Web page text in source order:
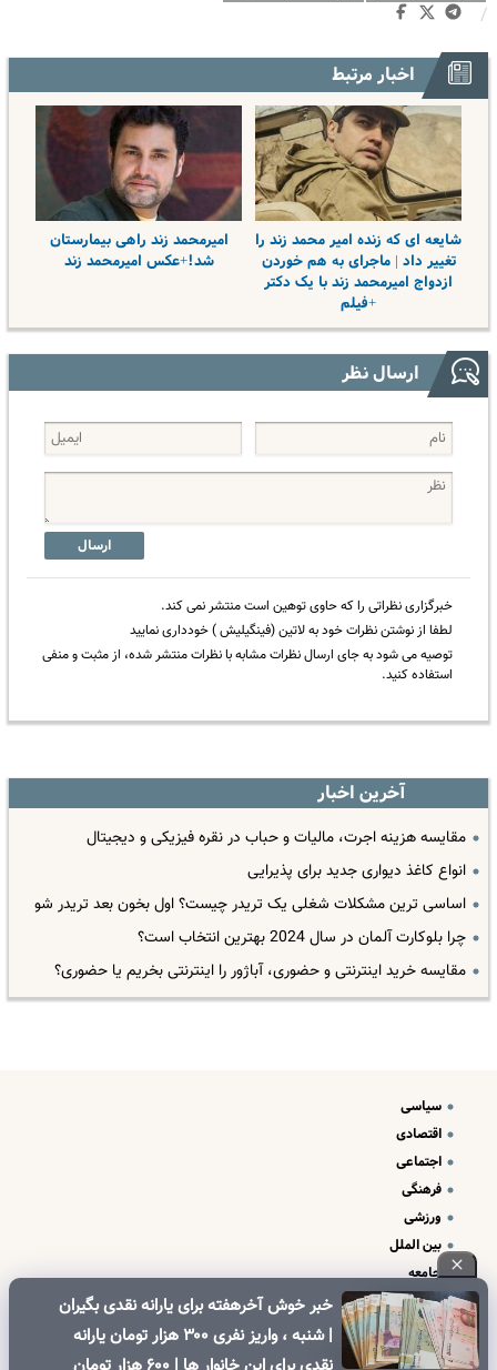
/
اخبار مرتبط
شایعه ای که زنده امیر محمد زند را
تغییر داد | ماجرای به هم خوردن
ازدواج امیرمحمد زند با یک دکتر
+فیلم
امیرمحمد زند راهی بیمارستان
شد!+عکس امیرمحمد زند
ارسال نظر
ارسال
خبرگزاری نظراتی را که حاوی توهین است منتشر نمی کند.
لطفا از نوشتن نظرات خود به لاتین (فینگیلیش ) خودداری نمایید
توصیه می شود به جای ارسال نظرات مشابه با نظرات منتشر شده، از مثبت و منفی
استفاده کنید.
آخرین اخبار
مقایسه هزینه اجرت، مالیات و حباب در نقره فیزیکی و دیجیتال
انواع کاغذ دیواری جدید برای پذیرایی
اساسی ترین مشکلات شغلی یک تریدر چیست؟ اول بخون بعد تریدر شو
چرا بلوکارت آلمان در سال 2024 بهترین انتخاب است؟
مقایسه خرید اینترنتی و حضوری، آباژور را اینترنتی بخریم یا حضوری؟
خبر خوش آخرهفته برای یارانه نقدی بگیران
| شنبه ، واریز نفری ۳۰۰ هزار تومان یارانه
سیاسی
اقتصادی
اجتماعی
فرهنگی
ورزشی
بین الملل
جامعه
علم و فناوری
درباره ما
تبلیغات و تماس با ما